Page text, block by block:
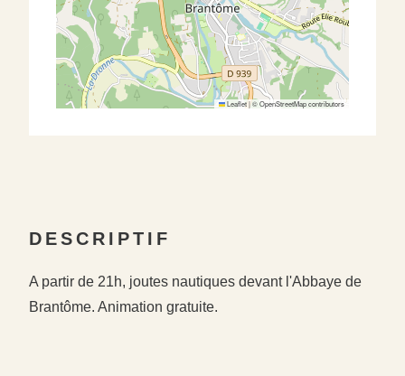
DESCRIPTIF
A partir de 21h, joutes nautiques devant l'Abbaye de
Brantôme. Animation gratuite.
Leaflet|©OpenStreetMapcontributors